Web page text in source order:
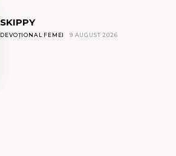
SKIPPY
DEVOȚIONAL FEMEI 9 AUGUST 2026